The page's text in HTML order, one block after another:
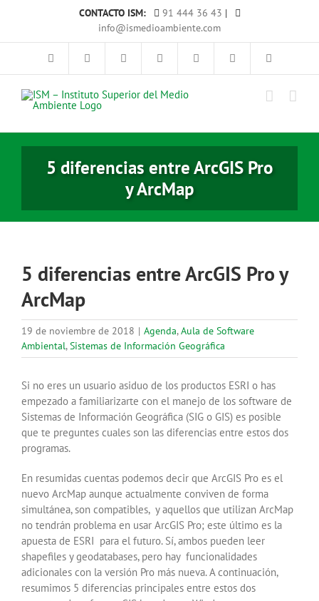
CONTACTO ISM: 91 444 36 43 |
info@ismedioambiente.com
5 diferencias entre ArcGIS Pro
y ArcMap
5 diferencias entre ArcGIS Pro y
ArcMap
19 de noviembre de 2018 | Agenda,Aula de Software
Ambiental,Sistemas de Información Geográfica
Si no eres un usuario asiduo de los productos ESRI o has
empezado a familiarizarte con el manejo de los software de
Sistemas de Información Geográfica (SIG o GIS) es posible
que te preguntes cuales son las diferencias entre estos dos
programas.
En resumidas cuentas podemos decir que ArcGIS Pro es el
nuevo ArcMap aunque actualmente conviven de forma
simultánea, son compatibles, y aquellos que utilizan ArcMap
no tendrán problema en usar ArcGIS Pro; este último es la
apuesta de ESRI para el futuro. Sí, ambos pueden leer
shapefiles y geodatabases, pero hay funcionalidades
adicionales con la versión Pro más nueva. A continuación,
resumimos 5 diferencias principales entre estos dos